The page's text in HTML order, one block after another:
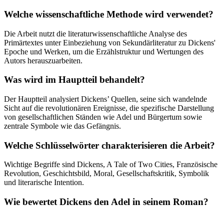
Welche wissenschaftliche Methode wird verwendet?
Die Arbeit nutzt die literaturwissenschaftliche Analyse des
Primärtextes unter Einbeziehung von Sekundärliteratur zu Dickens'
Epoche und Werken, um die Erzählstruktur und Wertungen des
Autors herauszuarbeiten.
Was wird im Hauptteil behandelt?
Der Hauptteil analysiert Dickens’ Quellen, seine sich wandelnde
Sicht auf die revolutionären Ereignisse, die spezifische Darstellung
von gesellschaftlichen Ständen wie Adel und Bürgertum sowie
zentrale Symbole wie das Gefängnis.
Welche Schlüsselwörter charakterisieren die Arbeit?
Wichtige Begriffe sind Dickens, A Tale of Two Cities, Französische
Revolution, Geschichtsbild, Moral, Gesellschaftskritik, Symbolik
und literarische Intention.
Wie bewertet Dickens den Adel in seinem Roman?